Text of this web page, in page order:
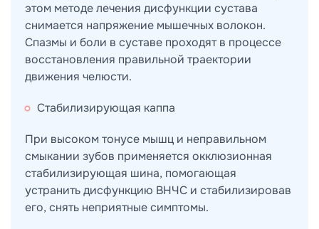
этом методе лечения дисфункции сустава
снимается напряжение мышечных волокон.
Спазмы и боли в суставе проходят в процессе
восстановления правильной траектории
движения челюсти.
Стабилизирующая каппа
При высоком тонусе мышц и неправильном
смыкании зубов применяется окклюзионная
стабилизирующая шина, помогающая
устранить дисфункцию ВНЧС и стабилизировав
его, снять неприятные симптомы.